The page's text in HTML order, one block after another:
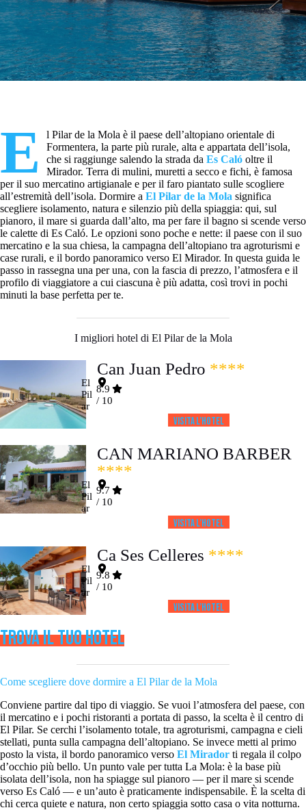
E
l Pilar de la Mola è il paese dell’altopiano orientale di
Formentera, la parte più rurale, alta e appartata dell’isola,
che si raggiunge salendo la strada da Es Calóoltre il
Mirador. Terra di mulini, muretti a secco e fichi, è famosa
per il suo mercatino artigianale e per il faro piantato sulle scogliere
all’estremità dell’isola. Dormire a El Pilar de la Mola significa
scegliere isolamento, natura e silenzio più della spiaggia: qui, sul
pianoro, il mare si guarda dall’alto, ma per fare il bagno si scende verso
le calette di Es Caló. Le opzioni sono poche e nette: il paese con il suo
mercatino e la sua chiesa, la campagna dell’altopiano tra agroturismi e
case rurali, e il bordo panoramico verso El Mirador. In questa guida le
passo in rassegna una per una, con la fascia di prezzo, l’atmosfera e il
profilo di viaggiatore a cui ciascuna è più adatta, così trovi in pochi
minuti la base perfetta per te.
I migliori hotel di El Pilar de la Mola
Can Juan Pedro ****
El
Pil
ar
8.9
/ 10
Visita l’HOTEL
CAN MARIANO BARBER
****
El
Pil
ar
9.7
/ 10
Visita l’HOTEL
Ca Ses Celleres ****
El
Pil
ar
9.8
/ 10
Visita l’HOTEL
TROVA IL TUO HOTEL
Come scegliere dove dormire a El Pilar de la Mola
Conviene partire dal tipo di viaggio. Se vuoi l’atmosfera del paese, con
il mercatino e i pochi ristoranti a portata di passo, la scelta è il centro di
El Pilar. Se cerchi l’isolamento totale, tra agroturismi, campagna e cieli
stellati, punta sulla campagna dell’altopiano. Se invece metti al primo
posto la vista, il bordo panoramico verso El Mirador ti regala il colpo
d’occhio più bello. Un punto vale per tutta La Mola: è la base più
isolata dell’isola, non ha spiagge sul pianoro — per il mare si scende
verso Es Caló — e un’auto è praticamente indispensabile. È la scelta di
chi cerca quiete e natura, non certo spiaggia sotto casa o vita notturna.